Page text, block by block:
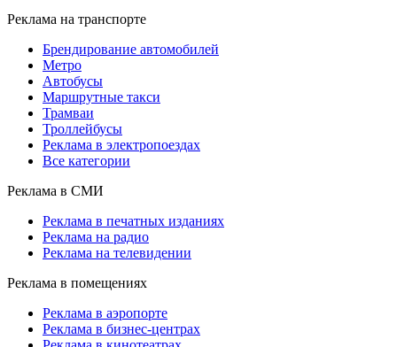
Реклама на транспорте
Брендирование автомобилей
Метро
Автобусы
Маршрутные такси
Трамваи
Троллейбусы
Реклама в электропоездах
Все категории
Реклама в СМИ
Реклама в печатных изданиях
Реклама на радио
Реклама на телевидении
Реклама в помещениях
Реклама в аэропорте
Реклама в бизнес-центрах